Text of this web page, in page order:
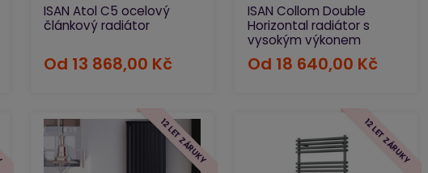
ISAN Atol C5 ocelový
článkový radiátor
Od 13 868,00 Kč
ISAN Collom Double
Horizontal radiátor s
vysokým výkonem
Od 18 640,00 Kč
12 LET ZÁRUKY 12 LET ZÁRUKY